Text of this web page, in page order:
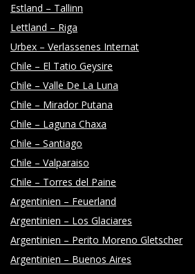
Estland – Tallinn
Lettland – Riga
Urbex – Verlassenes Internat
Chile – El Tatio Geysire
Chile – Valle De La Luna
Chile – Mirador Putana
Chile – Laguna Chaxa
Chile – Santiago
Chile – Valparaiso
Chile – Torres del Paine
Argentinien – Feuerland
Argentinien – Los Glaciares
Argentinien – Perito Moreno Gletscher
Argentinien – Buenos Aires